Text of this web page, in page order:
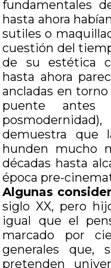
fundamentales
hasta ahora
sutiles o
cuestión del
de su estética
hasta ahora
ancladas en
puente
posmodernidad),
demuestra que
hunden mucho
décadas hasta
época pre-
Algunas
siglo XX, pero
igual que el
marcado por
generales que,
pretenden